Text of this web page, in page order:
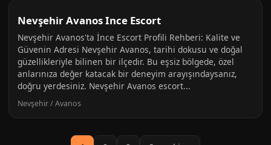
Nevşehir Avanos Ince Escort
Nevşehir Avanos'ta İnce Escort Profili Rehberi: Kalite ve
Güvenin Adresi Nevşehir Avanos, tarihi dokusu ve doğal
güzellikleriyle bilinen bir ilçedir. Bu eşsiz bölgede, özel
anlarınıza değer katacak bir deneyim arayışındaysanız,
doğru yerdesiniz. Nevşehir Avanos escort...
Nevşehir / Avanos